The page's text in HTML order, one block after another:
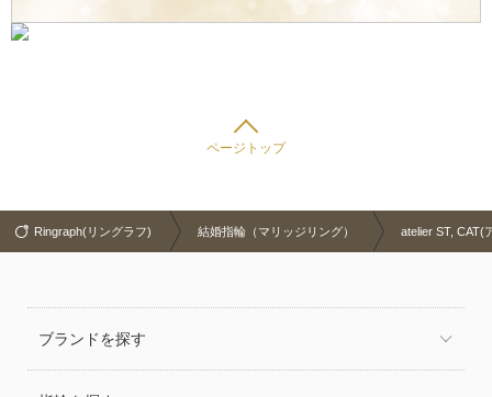
ページトップ
Ringraph(リングラフ) 結婚指輪（マリッジリング） atelier ST, CAT(
ブランドを探す